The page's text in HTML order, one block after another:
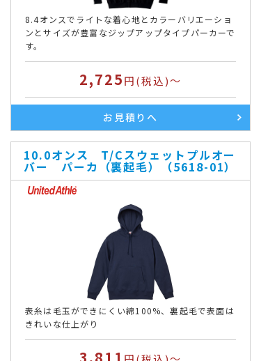
8.4オンスでライトな着心地とカラーバリエーショ
ンとサイズが豊富なジップアップタイプパーカーで
す。
2,725円(税込)～
お見積りへ
10.0オンス T/Cスウェットプルオー
バー パーカ（裏起毛）（5618-01）
表糸は毛玉ができにくい綿100%、裏起毛で表面は
きれいな仕上がり